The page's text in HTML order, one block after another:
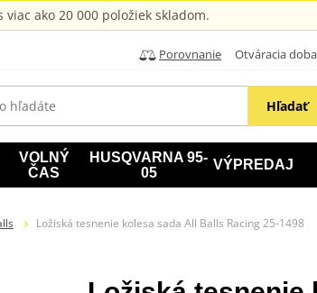
viac ako 20 000 položiek skladom.
Porovnanie Otváracia
Hľadať
VOLNÝ
ČAS
HUSQVARNA 95-
05
VÝPREDAJ
Ložiská tesnenie kolesa sada All Balls Racing 25-1498